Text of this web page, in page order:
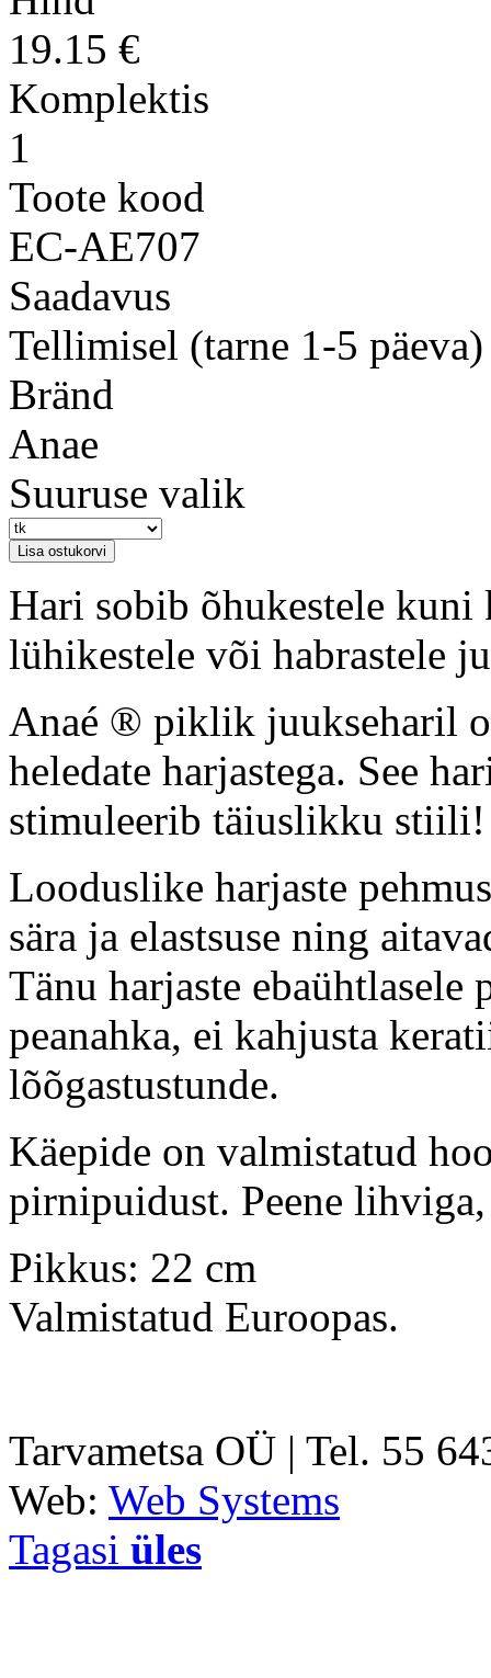
19.15 €
Komplektis
1
Toote kood
EC-AE707
Saadavus
Tellimisel (tarne 1-5 päeva)
Bränd
Anae
Suuruse valik
Hari sobib õhukestele kuni
lühikestele või habrastele
Anaé ® piklik juukseharil
heledate harjastega. See
stimuleerib täiuslikku stiili!
Looduslike harjaste
sära ja elastsuse ning
Tänu harjaste ebaühtlasele
peanahka, ei kahjusta
lõõgastustunde.
Käepide on valmistatud
pirnipuidust. Peene
Pikkus: 22 cm
Valmistatud Euroopas.
Tarvametsa OÜ | Tel. 55
Web: Web Systems
Tagasi üles